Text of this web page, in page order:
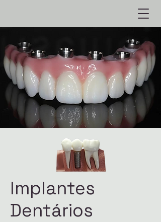
Implantes
Dentários